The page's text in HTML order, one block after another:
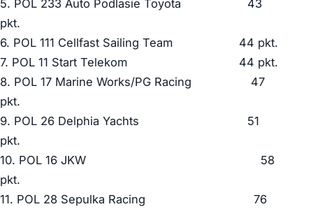
5. POL 233 Auto Podlasie Toyota 43
pkt.
6. POL 111 Cellfast Sailing Team 44 pkt.
7. POL 11 Start Telekom 44 pkt.
8. POL 17 Marine Works/PG Racing 47
pkt.
9. POL 26 Delphia Yachts 51
pkt.
10. POL 16 JKW 58
pkt.
11. POL 28 Sepulka Racing 76